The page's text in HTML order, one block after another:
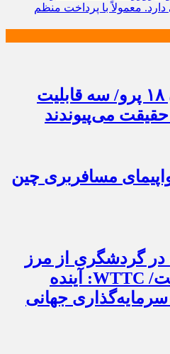
معمولاً با پرداخت منظم
تحول بزرگ در آیفون ۱۸ پرو/ سه قابلیت
حقیقت می‌پیوندند
مسافربری چین
گردشگری از مرز
یک تریلیون دلار گذشت/ WTTC: آینده
جهانی